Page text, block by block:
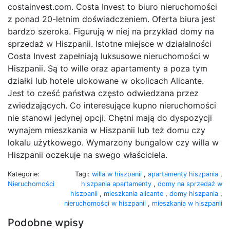
costainvest.com. Costa Invest to biuro nieruchomości
z ponad 20-letnim doświadczeniem. Oferta biura jest
bardzo szeroka. Figurują w niej na przykład domy na
sprzedaż w Hiszpanii. Istotne miejsce w działalności
Costa Invest zapełniają luksusowe nieruchomości w
Hiszpanii. Są to wille oraz apartamenty a poza tym
działki lub hotele ulokowane w okolicach Alicante.
Jest to cześć państwa często odwiedzana przez
zwiedzających. Co interesujące kupno nieruchomości
nie stanowi jedynej opcji. Chętni mają do dyspozycji
wynajem mieszkania w Hiszpanii lub też domu czy
lokalu użytkowego. Wymarzony bungalow czy willa w
Hiszpanii oczekuje na swego właściciela.
Kategorie:
Nieruchomości
Tagi: willa w hiszpanii , apartamenty hiszpania ,
hiszpania apartamenty , domy na sprzedaż w
hiszpanii , mieszkania alicante , domy hiszpania ,
nieruchomości w hiszpanii , mieszkania w hiszpanii
Podobne wpisy